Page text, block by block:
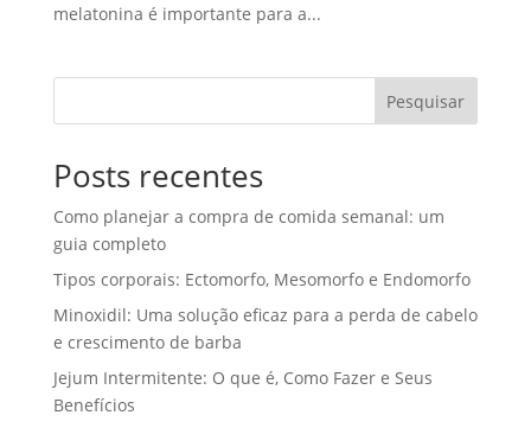
melatonina é importante para a...
Pesquisar
Posts recentes
Como planejar a compra de comida semanal: um
guia completo
Tipos corporais: Ectomorfo, Mesomorfo e Endomorfo
Minoxidil: Uma solução eficaz para a perda de cabelo
e crescimento de barba
Jejum Intermitente: O que é, Como Fazer e Seus
Benefícios